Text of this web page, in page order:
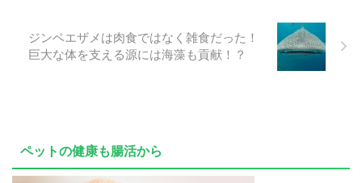
ジンベエザメは肉食ではなく雑食だった！
巨大な体を支える源には海藻も貢献！？
ペットの健康も腸活から